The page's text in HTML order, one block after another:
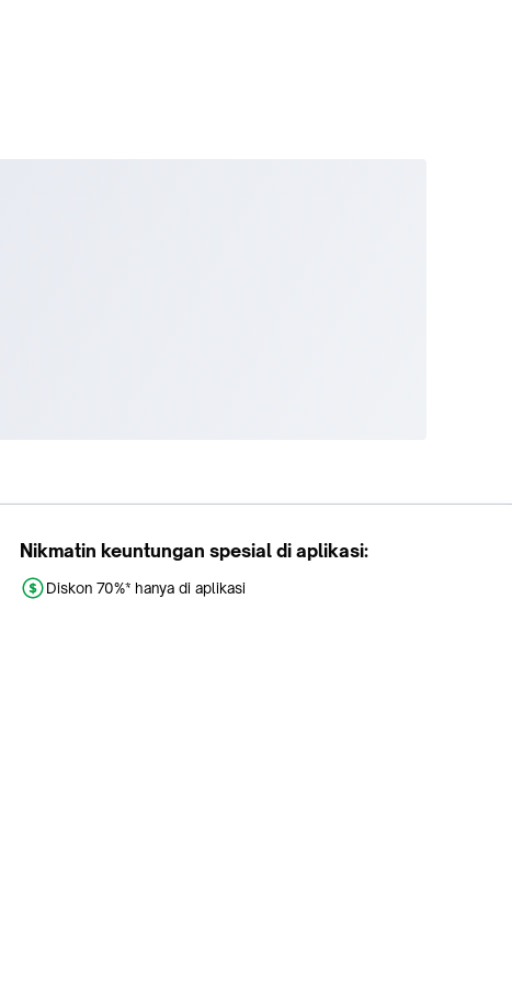
Nikmatin keuntungan spesial di aplikasi:
Diskon 70%* hanya di aplikasi